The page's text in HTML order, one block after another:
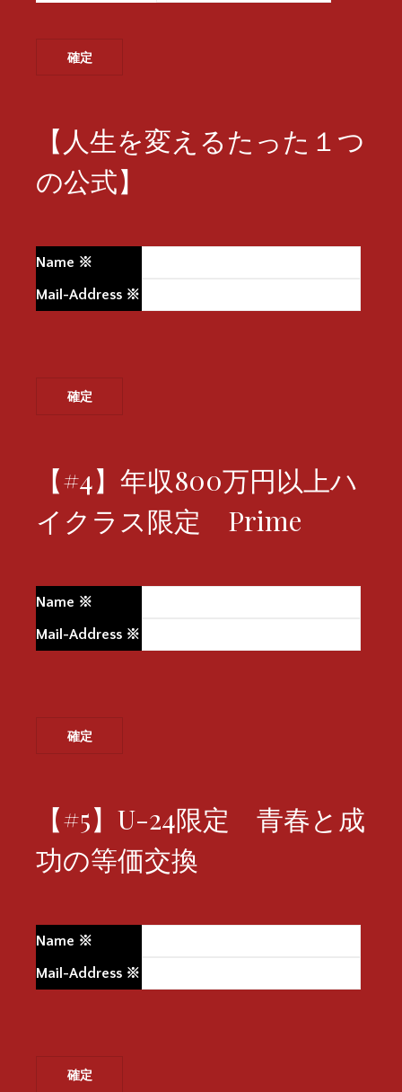
【人生を変えるたった１つ
の公式】
Name ※
Mail-Address ※
【#4】年収800万円以上ハ
イクラス限定 Prime
Name ※
Mail-Address ※
【#5】U-24限定 青春と成
功の等価交換
Name ※
Mail-Address ※